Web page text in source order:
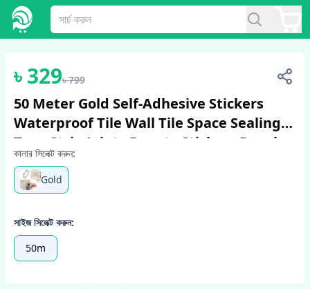
1/6
৳329৳799
50 Meter Gold Self-Adhesive Stickers
Waterproof Tile Wall Tile Space Sealing
Tape Strip Joints Beauty Stickers Decals
Home Decor
কালার সিলেক্ট করুন:
Gold
সাইজ সিলেক্ট করুন:
50m